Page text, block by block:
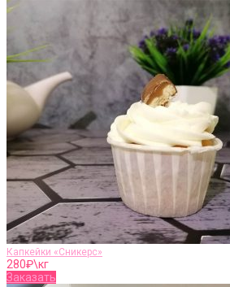
Капкейки «Сникерс»
280₽\кг
Заказать